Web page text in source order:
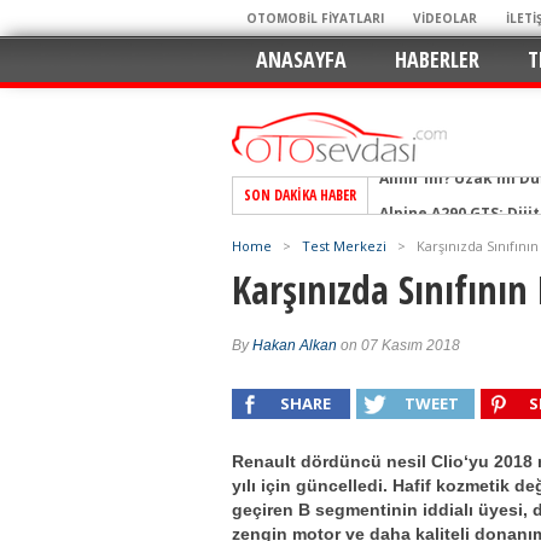
OTOMOBİL FİYATLARI VİDEOLAR
ANASAYFA HABERLER
SON DAKIKA HABER
Mercedes-Benz
Keskin Hatlar, GR
Geleceğin Kompakt
Pazarın Lideri,
Hem Şehirli Hem
TURKA’nın Dev Ağı
Alınır mı? Uzak mı
Home > Test Merkezi > Karşınızda
Karşınızda
ByHakan Alkan on 07 Kasım 2018
SHARE TWEET
Renault dördüncü nesil Clio‘yu 2018
yılı için güncelledi. Hafif kozmetik
geçiren B segmentinin iddialı üyesi,
zengin motor ve daha kaliteli